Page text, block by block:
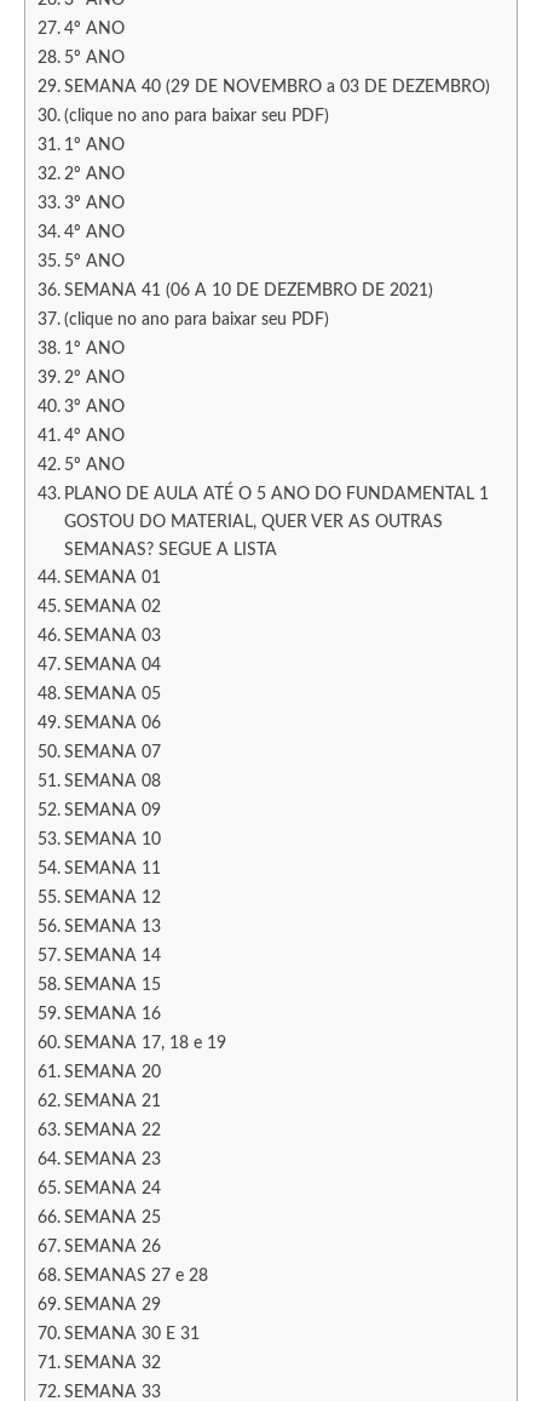
4º ANO
5º ANO
SEMANA 40 (29 DE NOVEMBRO a 03 DE DEZEMBRO)
(clique no ano para baixar seu PDF)
1º ANO
2º ANO
3º ANO
4º ANO
5º ANO
SEMANA 41 (06 A 10 DE DEZEMBRO DE 2021)
(clique no ano para baixar seu PDF)
1º ANO
2º ANO
3º ANO
4º ANO
5º ANO
PLANO DE AULA ATÉ O 5 ANO DO FUNDAMENTAL 1
GOSTOU DO MATERIAL, QUER VER AS OUTRAS
SEMANAS? SEGUE A LISTA
SEMANA 01
SEMANA 02
SEMANA 03
SEMANA 04
SEMANA 05
SEMANA 06
SEMANA 07
SEMANA 08
SEMANA 09
SEMANA 10
SEMANA 11
SEMANA 12
SEMANA 13
SEMANA 14
SEMANA 15
SEMANA 16
SEMANA 17, 18 e 19
SEMANA 20
SEMANA 21
SEMANA 22
SEMANA 23
SEMANA 24
SEMANA 25
SEMANA 26
SEMANAS 27 e 28
SEMANA 29
SEMANA 30 E 31
SEMANA 32
SEMANA 33